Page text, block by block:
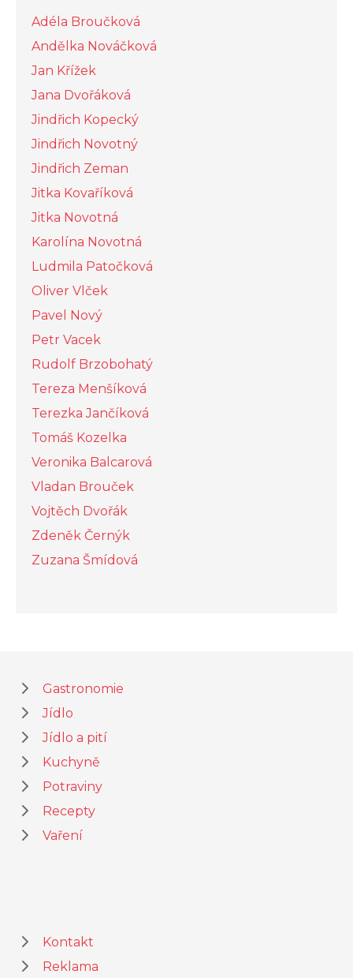
Adéla Broučková
Andělka Nováčková
Jan Křížek
Jana Dvořáková
Jindřich Kopecký
Jindřich Novotný
Jindřich Zeman
Jitka Kovaříková
Jitka Novotná
Karolína Novotná
Ludmila Patočková
Oliver Vlček
Pavel Nový
Petr Vacek
Rudolf Brzobohatý
Tereza Menšíková
Terezka Jančíková
Tomáš Kozelka
Veronika Balcarová
Vladan Brouček
Vojtěch Dvořák
Zdeněk Černýk
Zuzana Šmídová
Gastronomie
Jídlo
Jídlo a pití
Kuchyně
Potraviny
Recepty
Vaření
Kontakt
Reklama